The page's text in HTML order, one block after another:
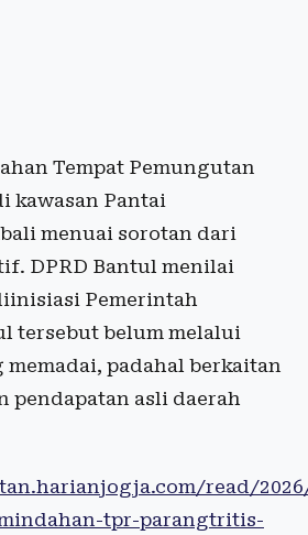
Tempat Pemungutan
kawasan Pantai
menuai sorotan dari
DPRD Bantul menilai
Pemerintah
tersebut belum melalui
padahal berkaitan
pendapatan asli daerah
read/
tpr-parangtritis-